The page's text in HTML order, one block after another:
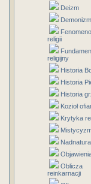
Deizm
Demonizm
religii
religijny
Historia
Historia
Historia
Kozioł
Krytyka
Oblicza
reinkarnacji